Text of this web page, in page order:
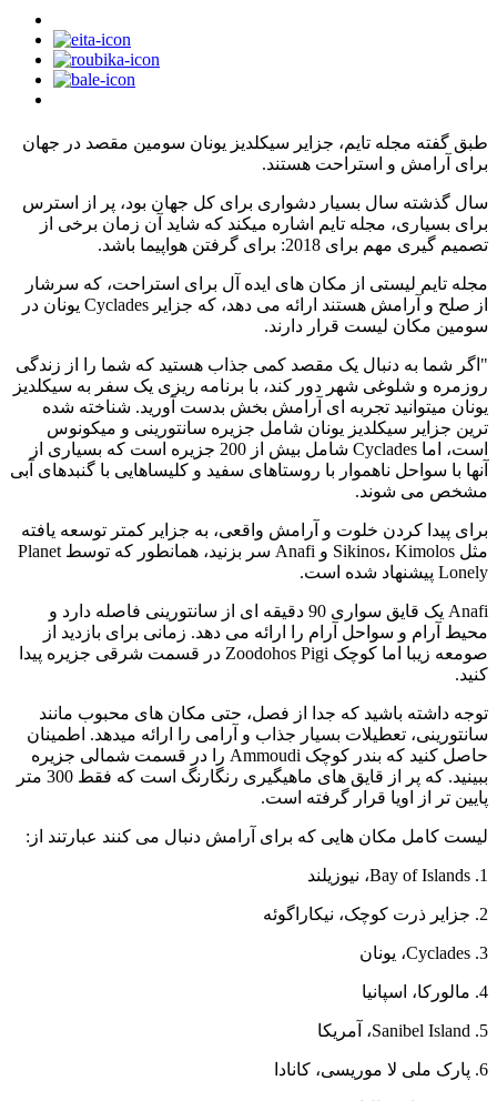
طبق گفته مجله تایم، جزایر سیکلدیز یونان سومین مقصد در جهان
برای آرامش و استراحت هستند.
سال گذشته سال بسیار دشواری برای کل جهان بود، پر از استرس
برای بسیاری، مجله تایم اشاره میکند که شاید آن زمان برخی از
تصمیم گیری مهم برای 2018: برای گرفتن هواپیما باشد.
مجله تایم لیستی از مکان های ایده آل برای استراحت، که سرشار
از صلح و آرامش هستند ارائه می دهد، که جزایر Cyclades یونان در
سومین مکان لیست قرار دارند.
"اگر شما به دنبال یک مقصد کمی جذاب هستید که شما را از زندگی
روزمره و شلوغی شهر دور کند، با برنامه ریزی یک سفر به سیکلدیز
یونان میتوانید تجربه ای آرامش بخش بدست آورید. شناخته شده
ترین جزایر سیکلدیز یونان شامل جزیره سانتورینی و میکونوس
است، اما Cyclades شامل بیش از 200 جزیره است که بسیاری از
آنها با سواحل ناهموار با روستاهای سفید و کلیساهایی با گنبدهای آبی
مشخص می شوند.
برای پیدا کردن خلوت و آرامش واقعی، به جزایر کمتر توسعه یافته
مثل Sikinos، Kimolos و Anafi سر بزنید، همانطور که توسط Planet
Lonely پیشنهاد شده است.
Anafi یک قایق سواری 90 دقیقه ای از سانتورینی فاصله دارد و
محیط آرام و سواحل آرام را ارائه می دهد. زمانی برای بازدید از
صومعه زیبا اما کوچک Zoodohos Pigi در قسمت شرقی جزیره پیدا
کنید.
توجه داشته باشید که جدا از فصل، حتی مکان های محبوب مانند
سانتورینی، تعطیلات بسیار جذاب و آرامی را ارائه میدهد. اطمینان
حاصل کنید که بندر کوچک Ammoudi را در قسمت شمالی جزیره
ببینید. که پر از قایق های ماهیگیری رنگارنگ است که فقط 300 متر
پایین تر از اویا قرار گرفته است.
لیست کامل مکان هایی که برای آرامش دنبال می کنند عبارتند از:
1. Bay of Islands، نیوزیلند
2. جزایر ذرت کوچک، نیکاراگوئه
3. Cyclades، یونان
4. مالورکا، اسپانیا
5. Sanibel Island، آمریکا
6. پارک ملی لا موریسی، کانادا